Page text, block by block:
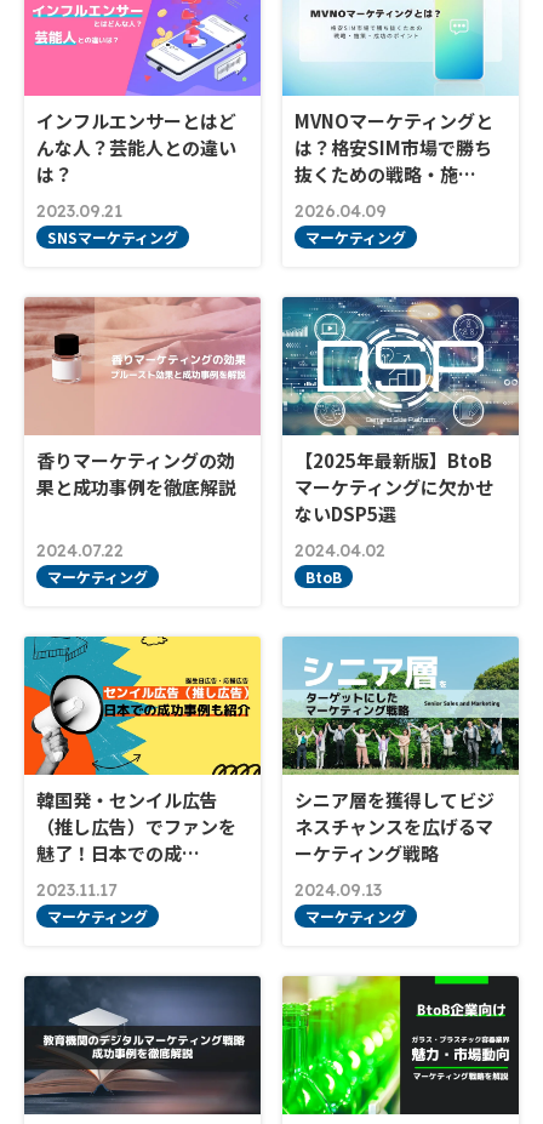
インフルエンサーとはど
んな人？芸能人との違い
は？
2023.09.21
SNSマーケティング
MVNOマーケティングと
は？格安SIM市場で勝ち
抜くための戦略・施…
2026.04.09
マーケティング
香りマーケティングの効
果と成功事例を徹底解説
2024.07.22
マーケティング
【2025年最新版】BtoB
マーケティングに欠かせ
ないDSP5選
2024.04.02
BtoB
韓国発・センイル広告
（推し広告）でファンを
魅了！日本での成…
2023.11.17
マーケティング
シニア層を獲得してビジ
ネスチャンスを広げるマ
ーケティング戦略
2024.09.13
マーケティング